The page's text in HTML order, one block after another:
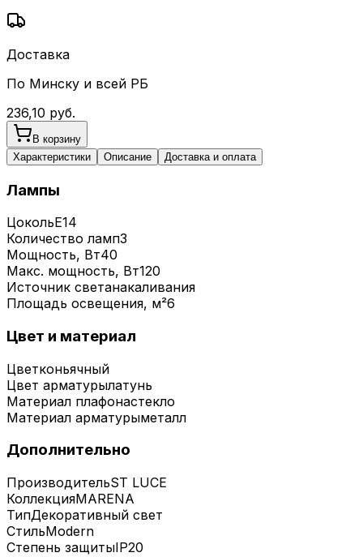
Доставка
По Минску и всей РБ
236,10 руб.
В корзину
Характеристики
Описание Доставка и оплата
Лампы
ЦокольE14
Количество ламп3
Мощность, Вт40
Макс. мощность, Вт120
Источник светанакаливания
Площадь освещения, м²6
Цвет и материал
Цветконьячный
Цвет арматурылатунь
Материал плафонастекло
Материал арматурыметалл
Дополнительно
ПроизводительST LUCE
КоллекцияMARENA
ТипДекоративный свет
СтильModern
Степень защитыIP20